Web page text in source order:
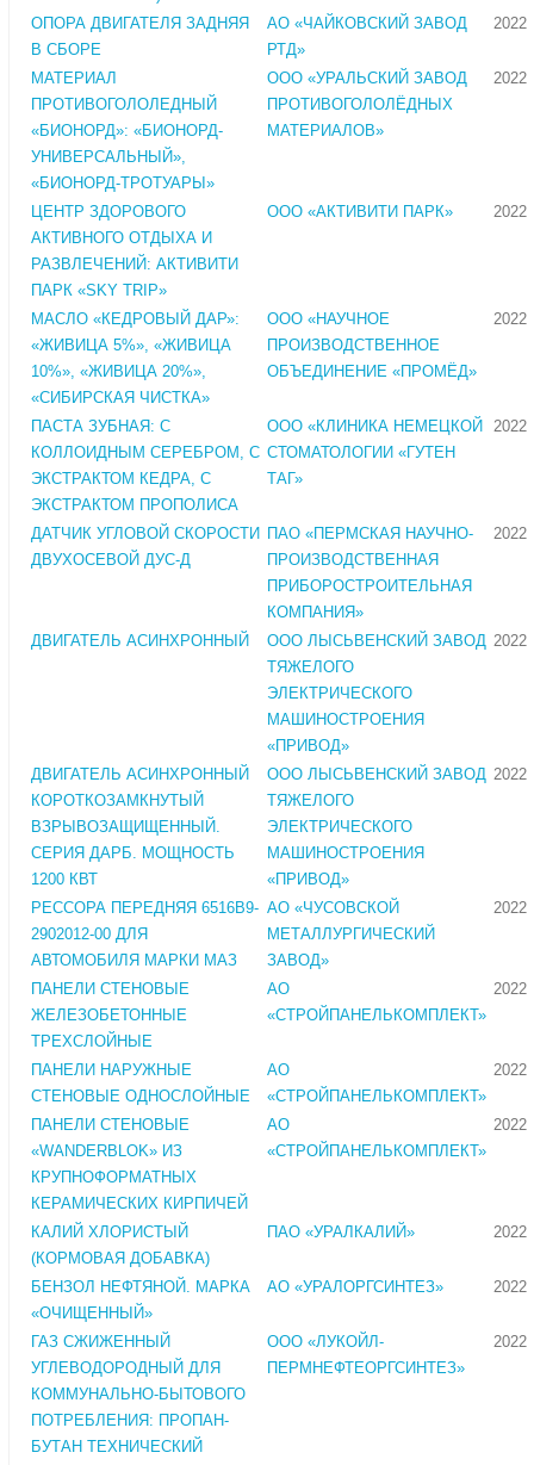
ОПОРА ДВИГАТЕЛЯ ЗАДНЯЯ
В СБОРЕ
АО «ЧАЙКОВСКИЙ ЗАВОД
РТД»
2022
МАТЕРИАЛ
ПРОТИВОГОЛОЛЕДНЫЙ
«БИОНОРД»: «БИОНОРД-
УНИВЕРСАЛЬНЫЙ»,
«БИОНОРД-ТРОТУАРЫ»
ООО «УРАЛЬСКИЙ ЗАВОД
ПРОТИВОГОЛОЛЁДНЫХ
МАТЕРИАЛОВ»
2022
ЦЕНТР ЗДОРОВОГО
АКТИВНОГО ОТДЫХА И
РАЗВЛЕЧЕНИЙ: АКТИВИТИ
ПАРК «SKY TRIP»
ООО «АКТИВИТИ ПАРК» 2022
МАСЛО «КЕДРОВЫЙ ДАР»:
«ЖИВИЦА 5%», «ЖИВИЦА
10%», «ЖИВИЦА 20%»,
«СИБИРСКАЯ ЧИСТКА»
ООО «НАУЧНОЕ
ПРОИЗВОДСТВЕННОЕ
ОБЪЕДИНЕНИЕ «ПРОМЁД»
2022
ПАСТА ЗУБНАЯ: С
КОЛЛОИДНЫМ СЕРЕБРОМ, С
ЭКСТРАКТОМ КЕДРА, С
ЭКСТРАКТОМ ПРОПОЛИСА
ООО «КЛИНИКА НЕМЕЦКОЙ
СТОМАТОЛОГИИ «ГУТЕН
ТАГ»
2022
ДАТЧИК УГЛОВОЙ СКОРОСТИ
ДВУХОСЕВОЙ ДУС-Д
ПАО «ПЕРМСКАЯ НАУЧНО-
ПРОИЗВОДСТВЕННАЯ
ПРИБОРОСТРОИТЕЛЬНАЯ
КОМПАНИЯ»
2022
ДВИГАТЕЛЬ АСИНХРОННЫЙ
ООО ЛЫСЬВЕНСКИЙ ЗАВОД
ТЯЖЕЛОГО
ЭЛЕКТРИЧЕСКОГО
МАШИНОСТРОЕНИЯ
«ПРИВОД»
2022
ДВИГАТЕЛЬ АСИНХРОННЫЙ
КОРОТКОЗАМКНУТЫЙ
ВЗРЫВОЗАЩИЩЕННЫЙ.
СЕРИЯ ДАРБ. МОЩНОСТЬ
1200 КВТ
ООО ЛЫСЬВЕНСКИЙ ЗАВОД
ТЯЖЕЛОГО
ЭЛЕКТРИЧЕСКОГО
МАШИНОСТРОЕНИЯ
«ПРИВОД»
2022
РЕССОРА ПЕРЕДНЯЯ 6516В9-
2902012-00 ДЛЯ
АВТОМОБИЛЯ МАРКИ МАЗ
АО «ЧУСОВСКОЙ
МЕТАЛЛУРГИЧЕСКИЙ
ЗАВОД»
2022
ПАНЕЛИ СТЕНОВЫЕ
ЖЕЛЕЗОБЕТОННЫЕ
ТРЕХСЛОЙНЫЕ
АО
«СТРОЙПАНЕЛЬКОМПЛЕКТ»
2022
ПАНЕЛИ НАРУЖНЫЕ
СТЕНОВЫЕ ОДНОСЛОЙНЫЕ
АО
«СТРОЙПАНЕЛЬКОМПЛЕКТ»
2022
ПАНЕЛИ СТЕНОВЫЕ
«WANDERBLOK» ИЗ
КРУПНОФОРМАТНЫХ
КЕРАМИЧЕСКИХ КИРПИЧЕЙ
АО
«СТРОЙПАНЕЛЬКОМПЛЕКТ»
2022
КАЛИЙ ХЛОРИСТЫЙ
(КОРМОВАЯ ДОБАВКА)
ПАО «УРАЛКАЛИЙ» 2022
БЕНЗОЛ НЕФТЯНОЙ. МАРКА
«ОЧИЩЕННЫЙ»
АО «УРАЛОРГСИНТЕЗ» 2022
ГАЗ СЖИЖЕННЫЙ
УГЛЕВОДОРОДНЫЙ ДЛЯ
КОММУНАЛЬНО-БЫТОВОГО
ПОТРЕБЛЕНИЯ: ПРОПАН-
БУТАН ТЕХНИЧЕСКИЙ
ООО «ЛУКОЙЛ-
ПЕРМНЕФТЕОРГСИНТЕЗ»
2022